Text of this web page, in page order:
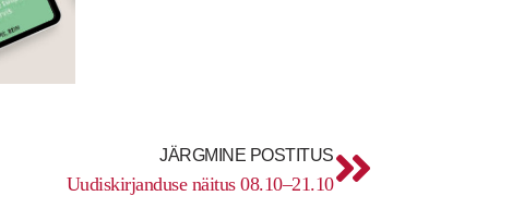
JÄRGMINE POSTITUS
Uudiskirjanduse näitus 08.10–21.10